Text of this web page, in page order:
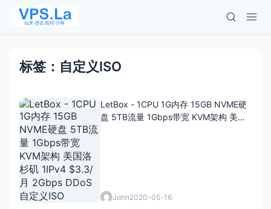
标签：自定义ISO
LetBox - 1CPU 1G内存 15GB NVME硬
盘 5TB流量 1Gbps带宽 KVM架构 美国
John2020-05-16